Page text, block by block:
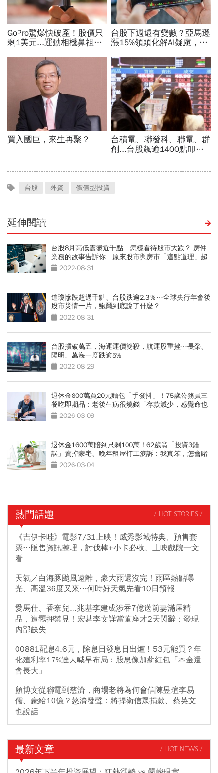
台股 外資 價值型投資
延伸閱讀
台股8月高低震盪近千點 怎樣看待股市大跌？ 房仲
業務的故事告訴你 原來股市與房市「這點道理」超
像 2022-08-31
道瓊慘跌超過千點、台股跌逾2.3％…全球央行年會後
股市災情一片，鮑爾到底說了什麼？
2022-08-31
台股摜破萬五，海運運價雙殺，航運股重挫…長榮、
陽明、萬海一度跌逾5%
2022-08-29
退休金800萬買20元麵包「手發抖」！75歲公務員三
餐吃即期品：老後生病很燒錢「存款減少，感覺命也
變短」
2026-03-09
退休金1600萬賠到只剩100萬！62歲翁「投資3錯
誤」賣掉豪宅、晚年租屋打工淚訴：我真笨，怎會賭
這把？
2026-03-04
熱門話題 / HOT STORIES /
《吉伊卡哇》電影7/31上映！威秀影城特典、預售套
票…販售資訊整理，討伐棒+小卡必收、上映戲院一文
看
天氣／白海豚颱風遠離，豪大雨還沒完！雨區熱點曝
光、高溫36度又來…何時好天氣先看10日預報
愛馬仕、香奈兒...兆基李建成涉吞7億送前妻滿屋精
品，遭羈押禁見！宏碁李文詳當董座才2天閃辭：發現
內部缺失
00881配息4.6元，除息日發息日出爐！53元能買？年
化殖利率17%達人喊早布局：股息像加薪紅包「本金還
會長大」
顏博文從聯電到慈濟，商場老將為何會信陳昱瑄李易
儒、豪給10億？慈濟發聲：將捍衛信眾捐款、蔡英文
也說話
最新文章 / HOT NEWS /